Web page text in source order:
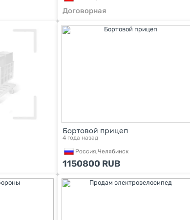
Договорная
Бортовой прицеп
4 года назад
Россия,Челябинск
1150800 RUB